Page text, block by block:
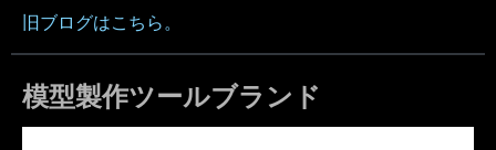
旧ブログはこちら。
模型製作ツールブランド